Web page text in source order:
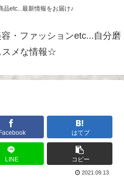
品etc...最新情報をお届け♪
・ファッションetc...自分磨
スメな情報☆
はてブ
LINE コピー
2021.09.13